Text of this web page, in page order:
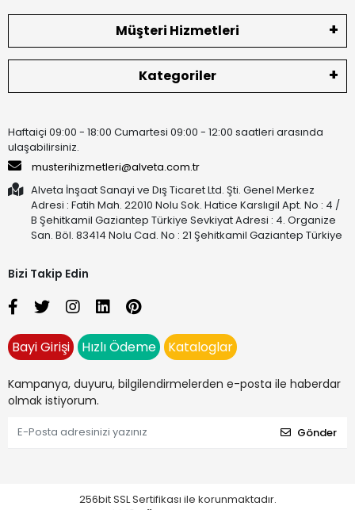
Müşteri Hizmetleri
Kategoriler
Haftaiçi 09:00 - 18:00 Cumartesi 09:00 - 12:00 saatleri arasında
ulaşabilirsiniz.
musterihizmetleri@alveta.com.tr
Alveta İnşaat Sanayi ve Dış Ticaret Ltd. Şti. Genel Merkez
Adresi : Fatih Mah. 22010 Nolu Sok. Hatice Karslıgil Apt. No : 4 /
B Şehitkamil Gaziantep Türkiye Sevkiyat Adresi : 4. Organize
San. Böl. 83414 Nolu Cad. No : 21 Şehitkamil Gaziantep Türkiye
Bizi Takip Edin
Bayi Girişi Hızlı Ödeme Kataloglar
Kampanya, duyuru, bilgilendirmelerden e-posta ile haberdar
olmak istiyorum.
Gönder
256bit SSL Sertifikası ile korunmaktadır.